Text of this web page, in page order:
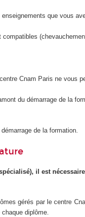
enseignements que vous
Cnam Paris ne vous
du démarrage de la
de la formation.
il est
gérés par le centre
diplôme.